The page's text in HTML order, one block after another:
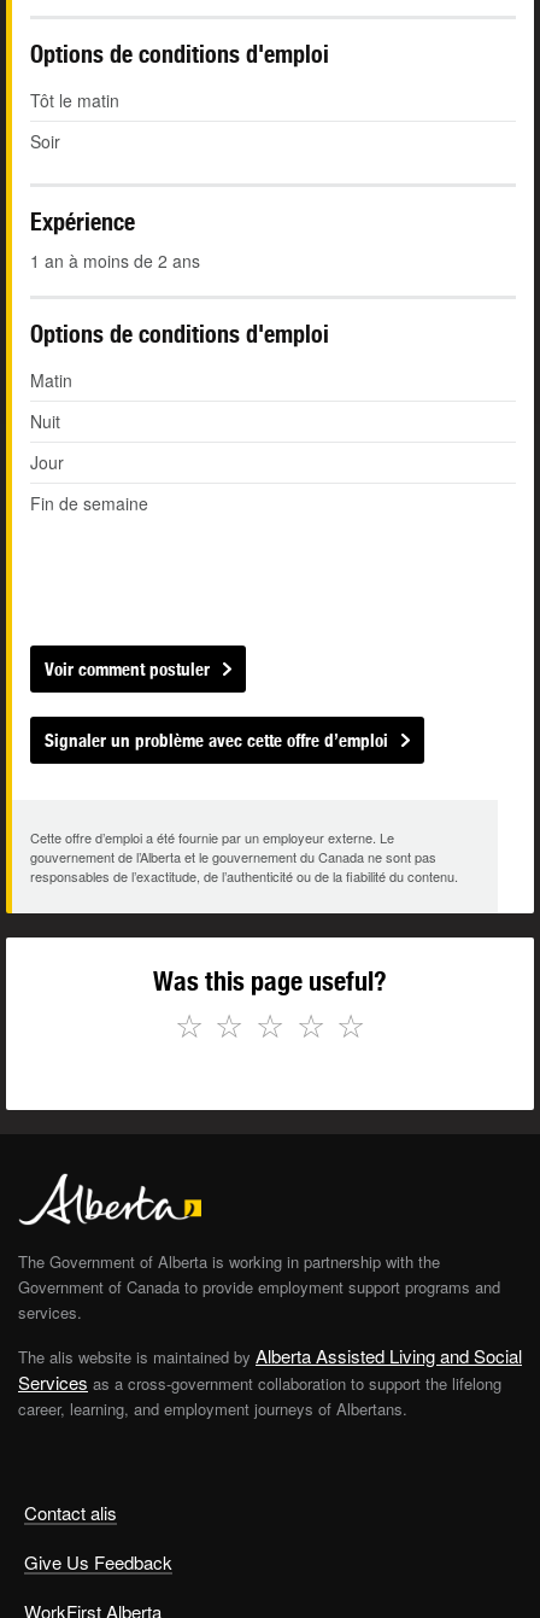
Options de conditions d'emploi
Tôt le matin
Soir
Expérience
1 an à moins de 2 ans
Options de conditions d'emploi
Matin
Nuit
Jour
Fin de semaine
Voir comment postuler
Signaler un problème avec cette offre d’emploi
Cette offre d’emploi a été fournie par un employeur externe. Le
gouvernement de l’Alberta et le gouvernement du Canada ne sont pas
responsables de l’exactitude, de l’authenticité ou de la fiabilité du contenu.
Was this page useful?
☆
☆
☆
☆
☆
Contact alis
Give Us Feedback
WorkFirst Alberta
The Government of Alberta is working in partnership with the
Government of Canada to provide employment support programs and
services.
The alis website is maintained by Alberta Assisted Living and Social
Services as a cross-government collaboration to support the lifelong
career, learning, and employment journeys of Albertans.